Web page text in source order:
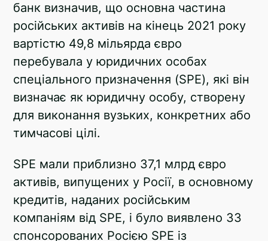
банк визначив, що основна частина
російських активів на кінець 2021 року
вартістю 49,8 мільярда євро
перебувала у юридичних особах
спеціального призначення (SPE), які він
визначає як юридичну особу, створену
для виконання вузьких, конкретних або
тимчасові цілі.
SPE мали приблизно 37,1 млрд євро
активів, випущених у Росії, в основному
кредитів, наданих російським
компаніям від SPE, і було виявлено 33
спонсорованих Росією SPE із